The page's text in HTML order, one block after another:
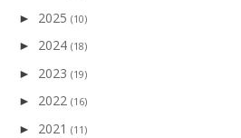
► 2025 (10)
► 2024 (18)
► 2023 (19)
► 2022 (16)
► 2021 (11)